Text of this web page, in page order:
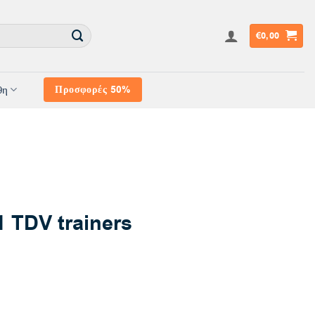
€0,00
Προσφορές 50%
TDV trainers